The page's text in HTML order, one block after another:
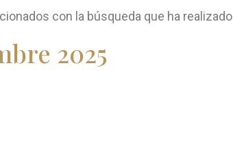
con la búsqueda que ha realizado
2025